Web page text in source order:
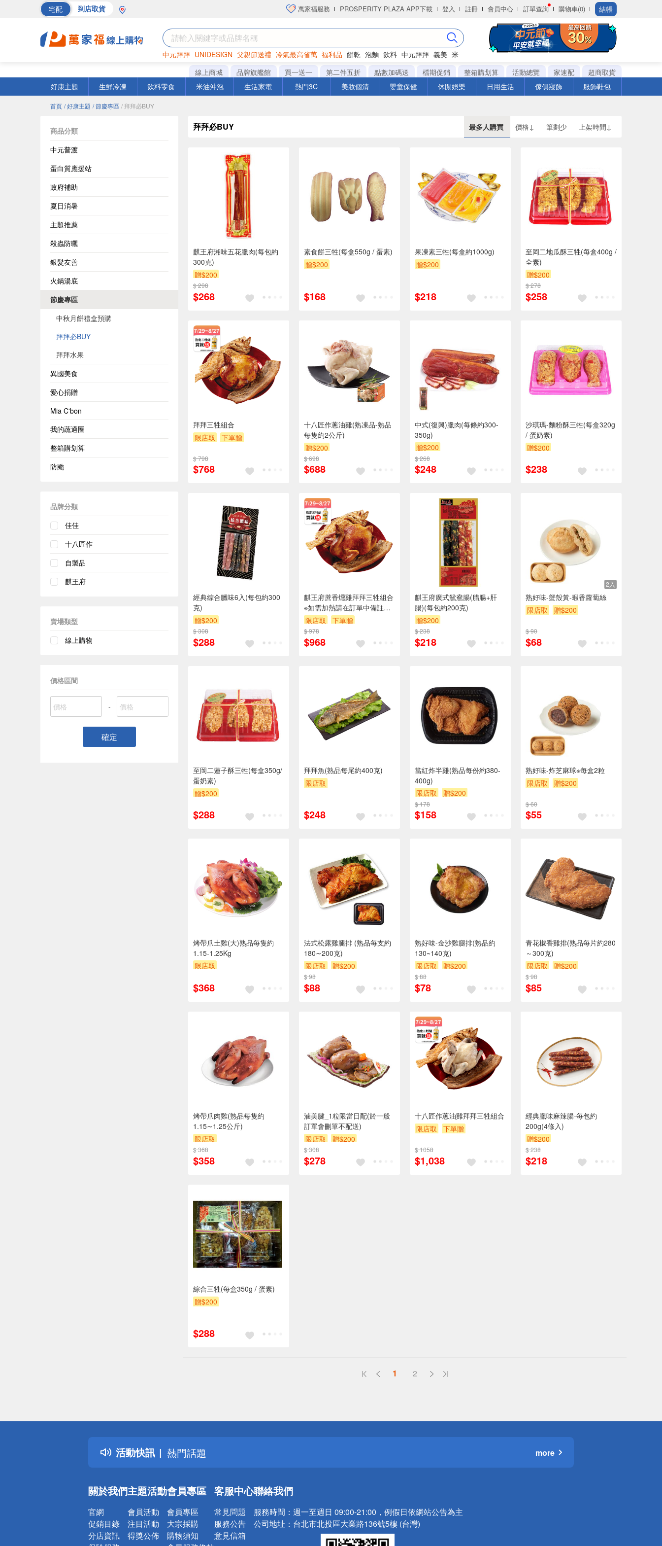
宅配 到店取貨 萬家福服務 PROSPERITY PLAZA APP下載 登入 註冊 會員中心 訂單查詢 購物車(0) 結帳
中元拜拜 UNIDESIGN 父親節送禮 冷氣最高省萬 福利品 餅乾 泡麵 飲料 中元拜拜 義美 米
罐頭 海苔 洋芋片
線上商城 品牌旗艦館 買一送一 第二件五折 點數加碼送 檔期促銷 整箱購划算 活動總覽 家速配
超商取貨
好康主題
生鮮冷凍 飲料零食 米油沖泡 生活家電 熱門3C 美妝個清 嬰童保健 休閒娛樂 日用生活 傢俱寢飾 服飾鞋包
首頁 / 好康主題 / 節慶專區 / 拜拜必BUY
商品分類
中元普渡
蛋白質應援站
政府補助
夏日消暑
主題推薦
殺蟲防曬
銀髮友善
火鍋湯底
節慶專區
中秋月餅禮盒預購
拜拜必BUY
拜拜水果
異國美食
愛心捐贈
Mia C'bon
我的蔬適圈
整箱購划算
防颱
品牌分類
佳佳
十八匠作
自製品
麒王府
賣場類型
線上購物
價格區間
-
確定
拜拜必BUY 最多人購買 價格↓ 筆劃少 上架時間↓
麒王府湘味五花臘肉(每包約
300克)
贈$200
$ 298
$268
素食餅三牲(每盒550g / 蛋素)
贈$200
$168
果凍素三牲(每盒約1000g)
贈$200
$218
至岡二地瓜酥三牲(每盒400g /
全素)
贈$200
$ 278
$258
拜拜三牲組合
限店取
下單贈
$ 798
$768
十八匠作蔥油雞(熟凍品-熟品
每隻約2公斤)
贈$200
$ 698
$688
中式(復興)臘肉(每條約300-
350g)
贈$200
$ 268
$248
沙琪瑪-麵粉酥三牲(每盒320g
/ 蛋奶素)
贈$200
$238
經典綜合臘味6入(每包約300
克)
贈$200
$ 308
$288
麒王府蔗香燻雞拜拜三牲組合
※如需加熱請在訂單中備註，
如無備註則冷凍取貨
限店取 下單贈
$ 978
$968
麒王府廣式鴛鴦腸(腊腸+肝
腸)(每包約200克)
贈$200
$ 238
$218
2入
熟好味-蟹殼黃-蝦香蘿蔔絲
限店取
贈$200
$ 90
$68
至岡二蓮子酥三牲(每盒350g/
蛋奶素)
贈$200
$288
拜拜魚(熟品每尾約400克)
限店取
$248
當紅炸半雞(熟品每份約380-
400g)
限店取
贈$200
$ 178
$158
熟好味-炸芝麻球※每盒2粒
限店取
贈$200
$ 60
$55
烤帶爪土雞(大)熟品每隻約
1.15-1.25Kg
限店取
$368
法式松露雞腿排 (熟品每支約
180∼200克)
限店取
贈$200
$ 98
$88
熟好味-金沙雞腿排(熟品約
130~140克)
限店取
贈$200
$ 88
$78
青花椒香雞排(熟品每片約280
～300克)
限店取
贈$200
$ 98
$85
烤帶爪肉雞(熟品每隻約
1.15∼1.25公斤)
限店取
$ 368
$358
滷美腱_1粒限當日配(於一般
訂單會刪單不配送)
限店取
贈$200
$ 308
$278
十八匠作蔥油雞拜拜三牲組合
限店取
下單贈
$ 1058
$1,038
經典臘味麻辣腸-每包約
200g(4條入)
贈$200
$ 238
$218
綜合三牲(每盒350g / 蛋素)
贈$200
$288
1 2
活動快訊
詐騙網頁！請小心！
得獎公告
熱門話題
銀行優惠
詐騙網頁！請小心！
more
關於我們
官網
促銷目錄
分店資訊
主題活動
會員活動
注目活動
得獎公佈
會員專區
會員專區
大宗採購
購物須知
客服中心
常見問題
服務公告
意見信箱
聯絡我們
服務時間： 週一至週日 09:00-21:00，例假日依網站公告為主
公司地址： 台北市北投區大業路136號5樓 (台灣)